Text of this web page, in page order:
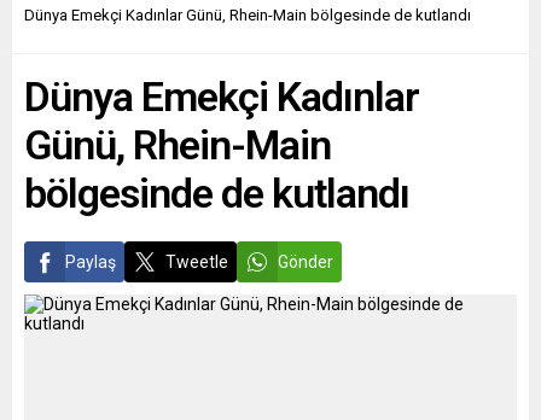
Köln bölge birliğine bağlı 50
yarışmasında...
Ukraynalı çocuğun Lehçe dil
Ukraynalı çocukları, Polonya
eğitim sistemine entegre
etmenin en iyi yolunun
okullardaki hazırlık
bölümleri...
Dünya Emekçi Kadınlar Günü, Rhein-Main bölgesinde de kutlandı
Dünya Emekçi Kadınlar
Günü, Rhein-Main
bölgesinde de kutlandı
Paylaş Tweetle Gönder